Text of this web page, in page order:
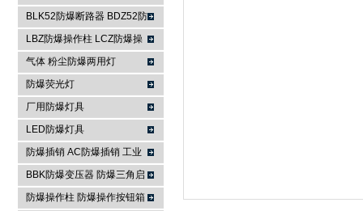
FXK-S防水防尘防腐控制箱
BLK52防爆断路器 BDZ52防
爆断路器
LBZ防爆操作柱 LCZ防爆操
作柱
气体 粉尘防爆两用灯
防爆荧光灯
厂用防爆灯具
LED防爆灯具
防爆插销 AC防爆插销 工业
插座 防爆防腐插销装置
BBK防爆变压器 防爆三角启
动器 防爆控制箱
防爆操作柱 防爆操作按钮箱